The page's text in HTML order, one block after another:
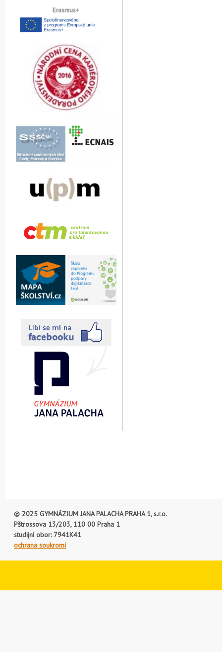
Erasmus+
© 2025 GYMNÁZIUM JANA PALACHA PRAHA 1, s.r.o.
Pštrossova 13/203, 110 00 Praha 1
studijní obor: 7941K41
ochrana soukromí